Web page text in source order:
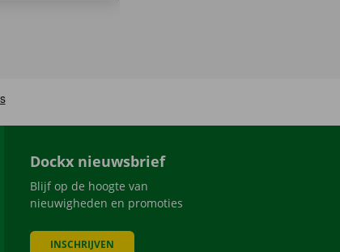
Dockx nieuwsbrief
Blijf op de hoogte van
nieuwigheden en promoties
INSCHRIJVEN